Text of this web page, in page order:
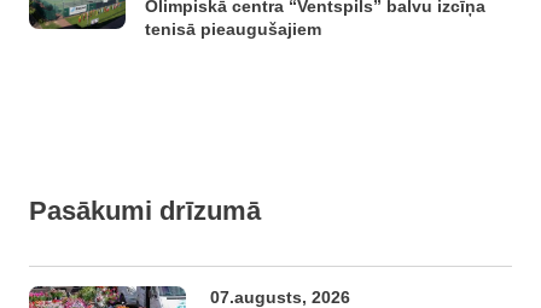
Olimpiskā centra “Ventspils” balvu izcīņa
tenisā pieaugušajiem
Pasākumi drīzumā
07.augusts, 2026